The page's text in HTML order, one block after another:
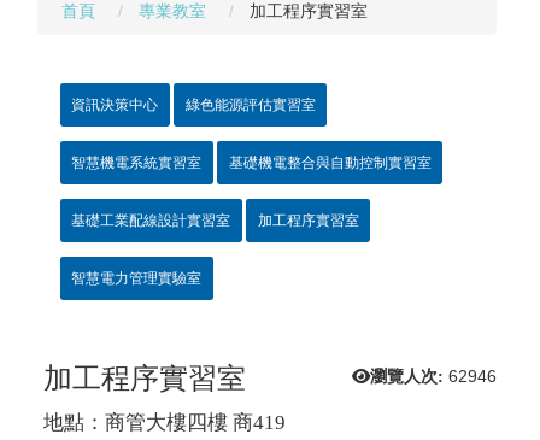
首頁 專業教室 加工程序實習室
資訊決策中心 綠色能源評估實習室
智慧機電系統實習室 基礎機電整合與自動控制實習室
基礎工業配線設計實習室 加工程序實習室
智慧電力管理實驗室
瀏覽人次: 62946
加工程序實習室
地點：商管大樓四樓 商419